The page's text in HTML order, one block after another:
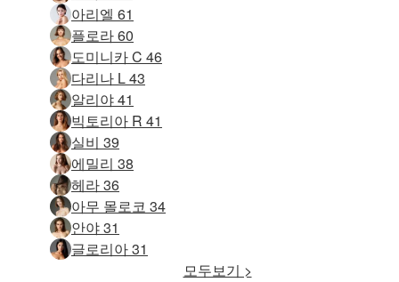
아리엘 61
플로라 60
도미니카 C 46
다리나 L 43
알리야 41
빅토리아 R 41
실비 39
에밀리 38
헤라 36
아무 몰로코 34
안야 31
글로리아 31
모두보기 >